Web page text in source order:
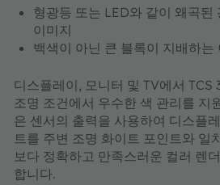
형광등 또는 LED와 같이 왜곡된
이미지
백색이 아닌 큰 블록이 지배하는
디스플레이, 모니터 및 TV에서 TCS
조명 조건에서 우수한 색 관리를 지
은 센서의 출력을 사용하여 디스플
트를 주변 조명 화이트 포인트와 일
보다 정확하고 만족스러운 컬러 렌
합니다.